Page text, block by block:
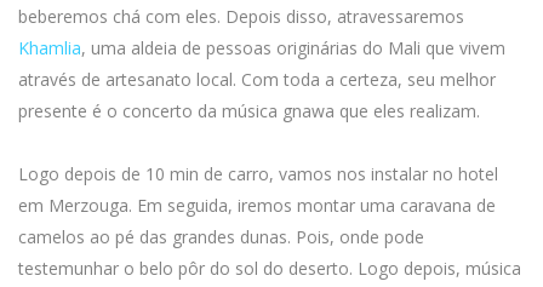
beberemos chá com eles. Depois disso, atravessaremos
Khamlia, uma aldeia de pessoas originárias do Mali que vivem
através de artesanato local. Com toda a certeza, seu melhor
presente é o concerto da música gnawa que eles realizam.
Logo depois de 10 min de carro, vamos nos instalar no hotel
em Merzouga. Em seguida, iremos montar uma caravana de
camelos ao pé das grandes dunas. Pois, onde pode
testemunhar o belo pôr do sol do deserto. Logo depois, música